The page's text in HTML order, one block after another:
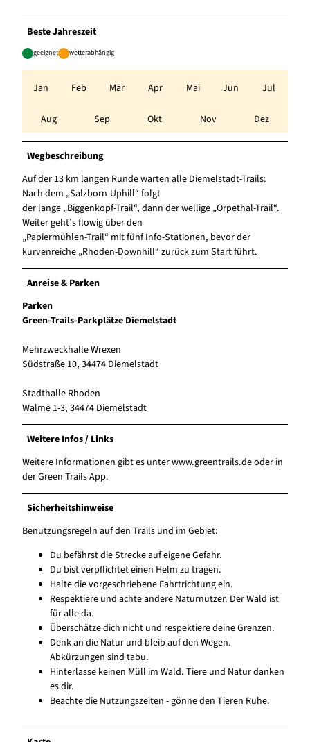
Beste Jahreszeit
geeignet wetterabhängig
Jan Feb Mär Apr Mai Jun Jul
Aug Sep Okt Nov Dez
Wegbeschreibung
Auf der 13 km langen Runde warten alle Diemelstadt-Trails:
Nach dem „Salzborn-Uphill“ folgt
der lange „Biggenkopf-Trail“, dann der wellige „Orpethal-Trail“.
Weiter geht’s flowig über den
„Papiermühlen-Trail“ mit fünf Info-Stationen, bevor der
kurvenreiche „Rhoden-Downhill“ zurück zum Start führt.
Anreise & Parken
Parken
Green-Trails-Parkplätze Diemelstadt
Mehrzweckhalle Wrexen
Südstraße 10, 34474 Diemelstadt
Stadthalle Rhoden
Walme 1-3, 34474 Diemelstadt
Weitere Infos / Links
Weitere Informationen gibt es unter www.greentrails.de oder in
der Green Trails App.
Sicherheitshinweise
Benutzungsregeln auf den Trails und im Gebiet:
Du befährst die Strecke auf eigene Gefahr.
Du bist verpflichtet einen Helm zu tragen.
Halte die vorgeschriebene Fahrtrichtung ein.
Respektiere und achte andere Naturnutzer. Der Wald ist
für alle da.
Überschätze dich nicht und respektiere deine Grenzen.
Denk an die Natur und bleib auf den Wegen.
Abkürzungen sind tabu.
Hinterlasse keinen Müll im Wald. Tiere und Natur danken
es dir.
Beachte die Nutzungszeiten - gönne den Tieren Ruhe.